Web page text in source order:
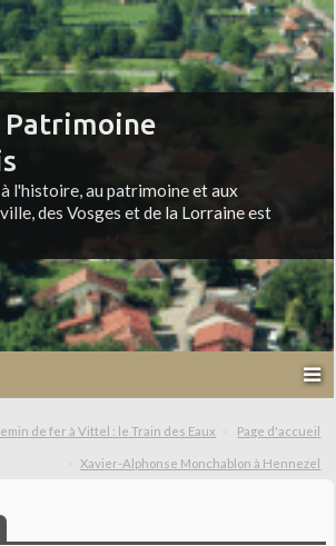
l'histoire, au patrimoine et aux
des Vosges et de la Lorraine est
de fer à Vittel : le Train des Eaux Page d'accueil
Xavier-Alphonse Monchablon à Hennezel